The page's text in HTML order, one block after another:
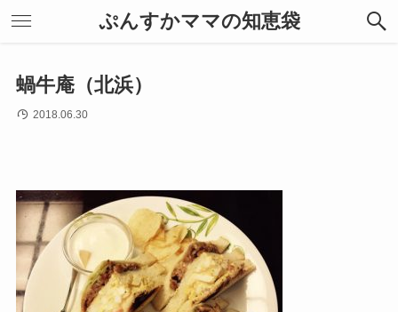
ぷんすかママの知恵袋
蝸牛庵（北浜）
2018.06.30